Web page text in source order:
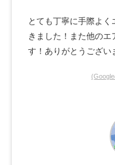
とても丁寧に手際よ
きました！また他の
す！ありがとうござい